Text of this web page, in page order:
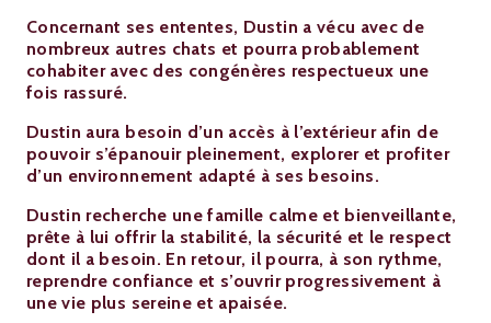
Concernant ses ententes, Dustin a vécu avec de
nombreux autres chats et pourra probablement
cohabiter avec des congénères respectueux une
fois rassuré.
Dustin aura besoin d’un accès à l’extérieur afin de
pouvoir s’épanouir pleinement, explorer et profiter
d’un environnement adapté à ses besoins.
Dustin recherche une famille calme et bienveillante,
prête à lui offrir la stabilité, la sécurité et le respect
dont il a besoin. En retour, il pourra, à son rythme,
reprendre confiance et s’ouvrir progressivement à
une vie plus sereine et apaisée.